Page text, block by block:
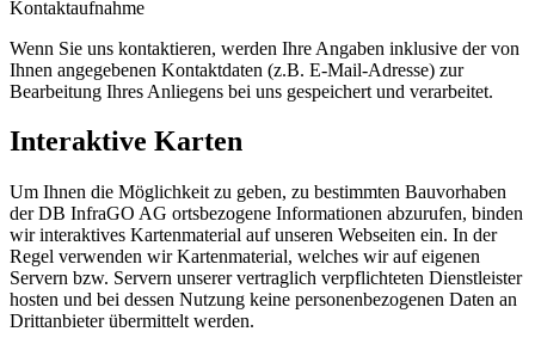
Kontaktaufnahme
Wenn Sie uns kontaktieren, werden Ihre Angaben inklusive der von
Ihnen angegebenen Kontaktdaten (z.B. E-Mail-Adresse) zur
Bearbeitung Ihres Anliegens bei uns gespeichert und verarbeitet.
Interaktive Karten
Um Ihnen die Möglichkeit zu geben, zu bestimmten Bauvorhaben
der DB InfraGO AG ortsbezogene Informationen abzurufen, binden
wir interaktives Kartenmaterial auf unseren Webseiten ein. In der
Regel verwenden wir Kartenmaterial, welches wir auf eigenen
Servern bzw. Servern unserer vertraglich verpflichteten Dienstleister
hosten und bei dessen Nutzung keine personenbezogenen Daten an
Drittanbieter übermittelt werden.